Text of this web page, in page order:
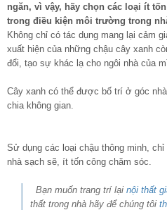
ngăn, vì vậy, hãy chọn các loại ít
trong điều kiện môi trường trong
Không chỉ có tác dụng mang lại cảm
xuất hiện của những chậu cây xanh
đổi, tạo sự khác lạ cho ngôi nhà của
Cây xanh có thể được bố trí ở góc
chia không gian.
Sử dụng các loại chậu thông minh,
nhà sạch sẽ, ít tốn công chăm sóc.
Bạn muốn trang trí lại nội thất
thất trong nhà hãy để chúng tôi